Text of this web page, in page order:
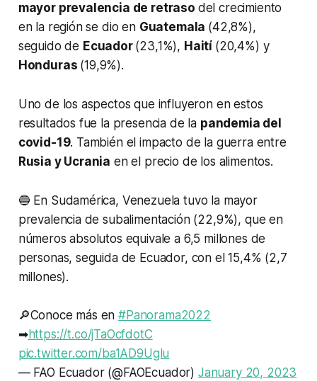
mayor prevalencia de retraso del crecimiento
en la región se dio en Guatemala (42,8%),
seguido de Ecuador (23,1%), Haití (20,4%) y
Honduras (19,9%).
Uno de los aspectos que influyeron en estos
resultados fue la presencia de la pandemia del
covid-19. También el impacto de la guerra entre
Rusia y Ucrania en el precio de los alimentos.
🔵 En Sudamérica, Venezuela tuvo la mayor
prevalencia de subalimentación (22,9%), que en
números absolutos equivale a 6,5 millones de
personas, seguida de Ecuador, con el 15,4% (2,7
millones).
🔎Conoce más en#Panorama2022
➡https://t.co/jTaOcfdotC
pic.twitter.com/ba1AD9Uglu
— FAO Ecuador (@FAOEcuador) January 20, 2023